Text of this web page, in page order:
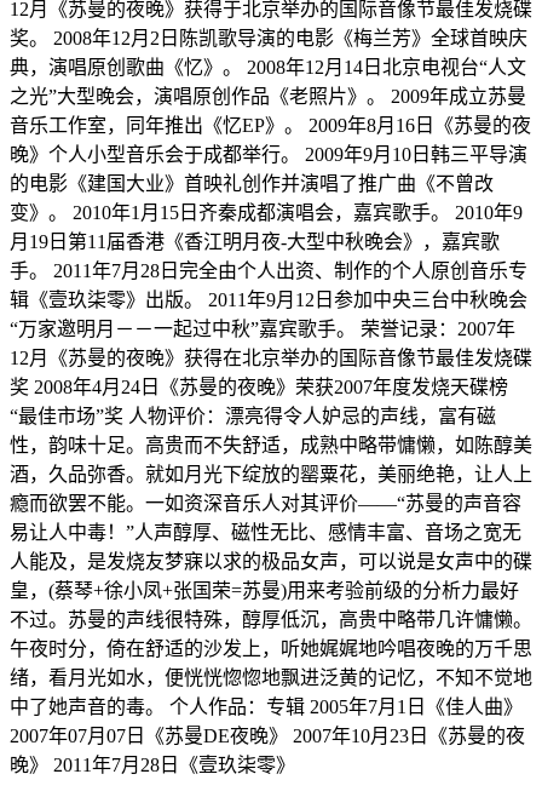
12月《苏曼的夜晚》获得于北京举办的国际音像节最佳发烧碟
奖。 2008年12月2日陈凯歌导演的电影《梅兰芳》全球首映庆
典，演唱原创歌曲《忆》。 2008年12月14日北京电视台“人文
之光”大型晚会，演唱原创作品《老照片》。 2009年成立苏曼
音乐工作室，同年推出《忆EP》。 2009年8月16日《苏曼的夜
晚》个人小型音乐会于成都举行。 2009年9月10日韩三平导演
的电影《建国大业》首映礼创作并演唱了推广曲《不曾改
变》。 2010年1月15日齐秦成都演唱会，嘉宾歌手。 2010年9
月19日第11届香港《香江明月夜-大型中秋晚会》，嘉宾歌
手。 2011年7月28日完全由个人出资、制作的个人原创音乐专
辑《壹玖柒零》出版。 2011年9月12日参加中央三台中秋晚会
“万家邀明月－－一起过中秋”嘉宾歌手。 荣誉记录：2007年
12月《苏曼的夜晚》获得在北京举办的国际音像节最佳发烧碟
奖 2008年4月24日《苏曼的夜晚》荣获2007年度发烧天碟榜
“最佳市场”奖 人物评价：漂亮得令人妒忌的声线，富有磁
性，韵味十足。高贵而不失舒适，成熟中略带慵懒，如陈醇美
酒，久品弥香。就如月光下绽放的罂粟花，美丽绝艳，让人上
瘾而欲罢不能。一如资深音乐人对其评价——“苏曼的声音容
易让人中毒！”人声醇厚、磁性无比、感情丰富、音场之宽无
人能及，是发烧友梦寐以求的极品女声，可以说是女声中的碟
皇，(蔡琴+徐小凤+张国荣=苏曼)用来考验前级的分析力最好
不过。苏曼的声线很特殊，醇厚低沉，高贵中略带几许慵懒。
午夜时分，倚在舒适的沙发上，听她娓娓地吟唱夜晚的万千思
绪，看月光如水，便恍恍惚惚地飘进泛黄的记忆，不知不觉地
中了她声音的毒。 个人作品：专辑 2005年7月1日《佳人曲》
2007年07月07日《苏曼DE夜晚》 2007年10月23日《苏曼的夜
晚》 2011年7月28日《壹玖柒零》